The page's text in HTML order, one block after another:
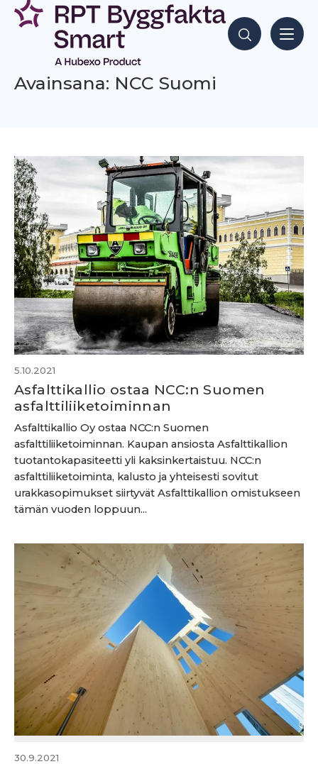
Siirry
sisältöön
Hae sisältöjä
Avainsana: NCC Suomi
5.10.2021
Asfalttikallio ostaa NCC:n Suomen
asfalttiliiketoiminnan
Asfalttikallio Oy ostaa NCC:n Suomen
asfalttiliiketoiminnan. Kaupan ansiosta Asfalttikallion
tuotantokapasiteetti yli kaksinkertaistuu. NCC:n
asfalttiliiketoiminta, kalusto ja yhteisesti sovitut
urakkasopimukset siirtyvät Asfalttikallion omistukseen
tämän vuoden loppuun...
30.9.2021